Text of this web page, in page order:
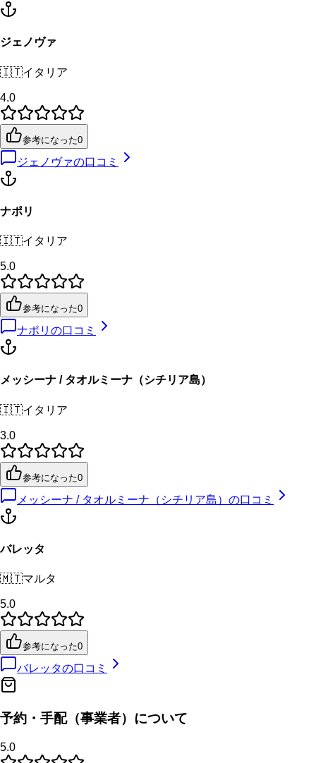
ジェノヴァ
🇮🇹イタリア
4.0
参考になった0
ジェノヴァの口コミ
ナポリ
🇮🇹イタリア
5.0
参考になった0
ナポリ の口コミ
メッシーナ / タオルミーナ（シチリア島）
🇮🇹イタリア
3.0
参考になった0
メッシーナ / タオルミーナ（シチリア島） の口コミ
バレッタ
🇲🇹マルタ
5.0
参考になった0
バレッタの口コミ
予約・手配（事業者）について
5.0